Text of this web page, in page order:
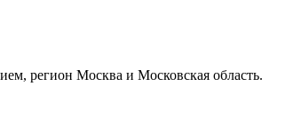
регион Москва и Московская область.